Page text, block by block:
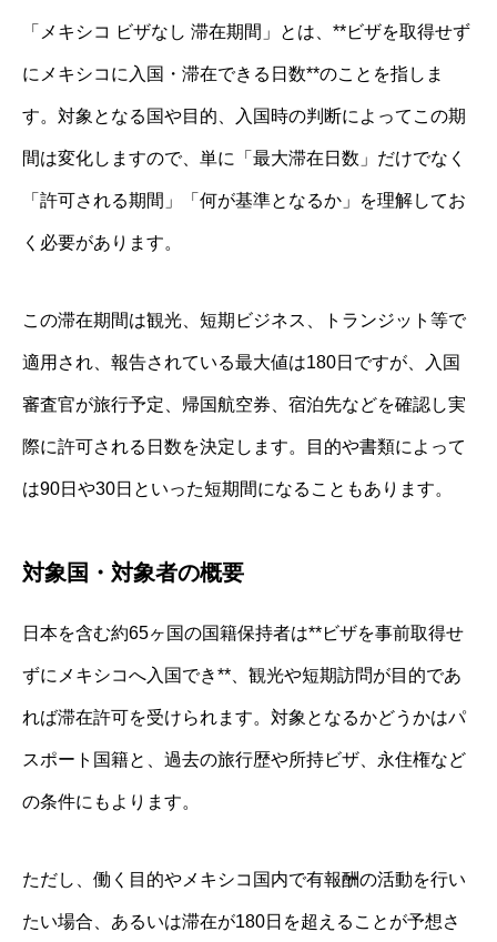
「メキシコ ビザなし 滞在期間」とは、**ビザを取得せず
にメキシコに入国・滞在できる日数**のことを指しま
す。対象となる国や目的、入国時の判断によってこの期
間は変化しますので、単に「最大滞在日数」だけでなく
「許可される期間」「何が基準となるか」を理解してお
く必要があります。
この滞在期間は観光、短期ビジネス、トランジット等で
適用され、報告されている最大値は180日ですが、入国
審査官が旅行予定、帰国航空券、宿泊先などを確認し実
際に許可される日数を決定します。目的や書類によって
は90日や30日といった短期間になることもあります。
対象国・対象者の概要
日本を含む約65ヶ国の国籍保持者は**ビザを事前取得せ
ずにメキシコへ入国でき**、観光や短期訪問が目的であ
れば滞在許可を受けられます。対象となるかどうかはパ
スポート国籍と、過去の旅行歴や所持ビザ、永住権など
の条件にもよります。
ただし、働く目的やメキシコ国内で有報酬の活動を行い
たい場合、あるいは滞在が180日を超えることが予想さ